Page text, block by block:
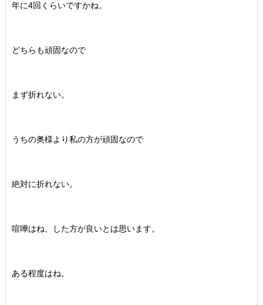
年に4回くらいですかね。
どちらも頑固なので
まず折れない。
うちの奥様より私の方が頑固なので
絶対に折れない。
喧嘩はね、した方が良いとは思います。
ある程度はね。